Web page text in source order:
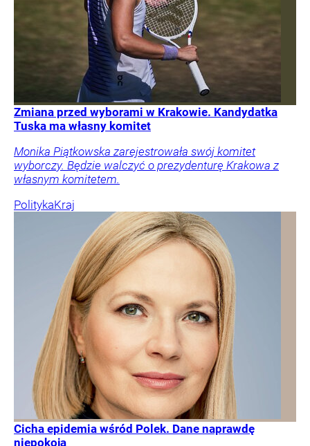
Zmiana przed wyborami w Krakowie. Kandydatka
Tuska ma własny komitet
Monika Piątkowska zarejestrowała swój komitet
wyborczy. Będzie walczyć o prezydenturę Krakowa z
własnym komitetem.
PolitykaKraj
Cicha epidemia wśród Polek. Dane naprawdę
niepokoją